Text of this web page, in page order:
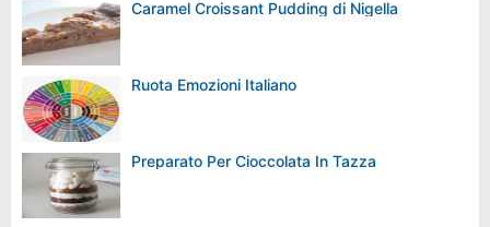
Caramel Croissant Pudding di Nigella
Ruota Emozioni Italiano
Preparato Per Cioccolata In Tazza